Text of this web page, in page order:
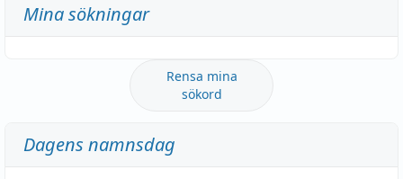
Mina sökningar
Rensa mina
sökord
Dagens namnsdag